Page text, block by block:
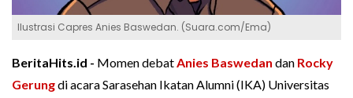
Ilustrasi Capres Anies Baswedan. (Suara.com/Ema)
BeritaHits.id - Momen debatAnies Baswedan dan Rocky
Gerungdi acara Sarasehan Ikatan Alumni (IKA) Universitas